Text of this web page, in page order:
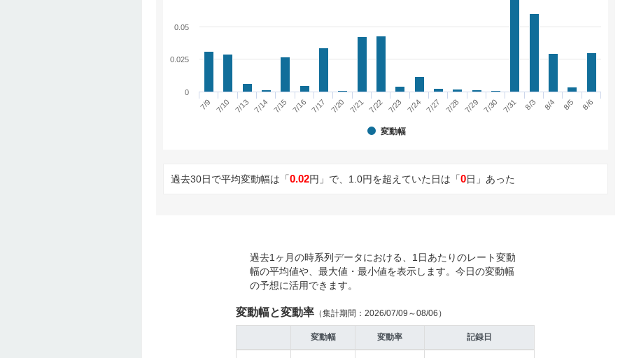
変動幅
7/9 7/10 7/13 7/14 7/15 7/16 7/17 7/20 7/21 7/22 7/23 7/24 7/27 7/28 7/29 7/30 7/31 8/3 8/4 8/5 8/6
0
0.025
0.05
過去30日で平均変動幅は「0.02円」で、1.0円を超えていた日は「0日」あった
過去1ヶ月の時系列データにおける、1日あたりのレート変動
幅の平均値や、最大値・最小値を表示します。今日の変動幅
の予想に活用できます。
変動幅と変動率 （集計期間：2026/07/09～08/06）
変動幅 変動率 記録日